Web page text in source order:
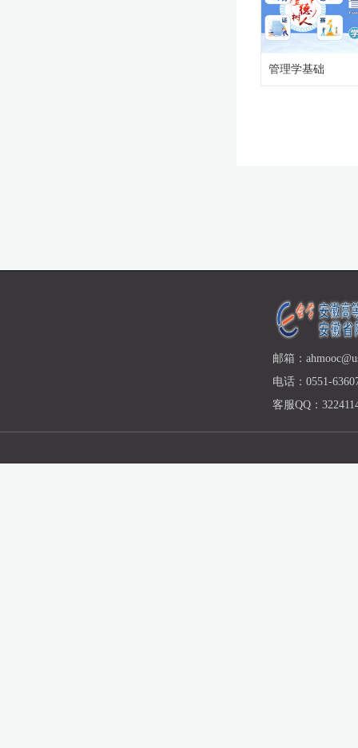
管理学基础
邮箱：
电话：0551-
客服QQ：